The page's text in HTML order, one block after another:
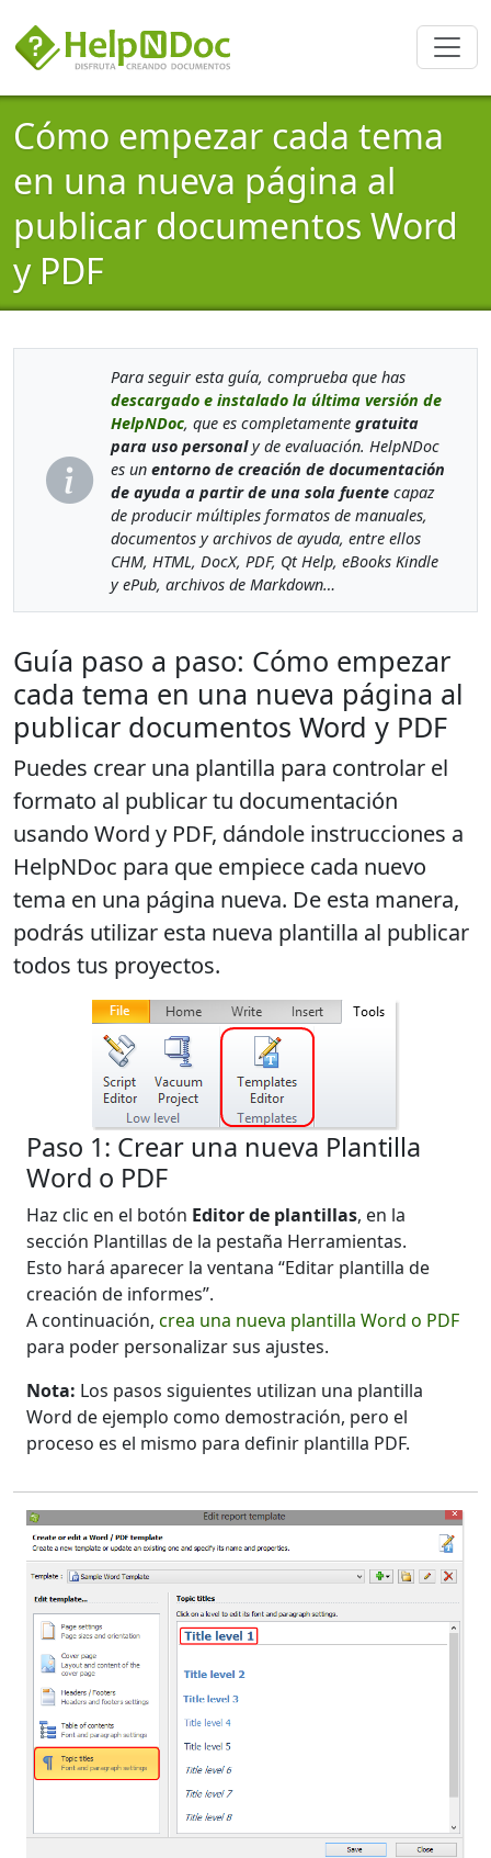
Cómo empezar cada tema
en una nueva página al
publicar documentos Word
y PDF
Para seguir esta guía, comprueba que has
descargado e instalado la última versión de
HelpNDoc, que es completamente gratuita
para uso personaly de evaluación. HelpNDoc
es un entorno de creación de documentación
de ayuda a partir de una sola fuentecapaz
de producir múltiples formatos de manuales,
documentos y archivos de ayuda, entre ellos
CHM, HTML, DocX, PDF, Qt Help, eBooks Kindle
y ePub, archivos de Markdown…
Guía paso a paso: Cómo empezar
cada tema en una nueva página al
publicar documentos Word y PDF
Puedes crear una plantilla para controlar el
formato al publicar tu documentación
usando Word y PDF, dándole instrucciones a
HelpNDoc para que empiece cada nuevo
tema en una página nueva. De esta manera,
podrás utilizar esta nueva plantilla al publicar
todos tus proyectos.
Paso 1: Crear una nueva Plantilla
Word o PDF
Haz clic en el botón Editor de plantillas, en la
sección Plantillas de la pestaña Herramientas.
Esto hará aparecer la ventana “Editar plantilla de
creación de informes”.
A continuación, crea una nueva plantilla Word o PDF
para poder personalizar sus ajustes.
Nota: Los pasos siguientes utilizan una plantilla
Word de ejemplo como demostración, pero el
proceso es el mismo para definir plantilla PDF.